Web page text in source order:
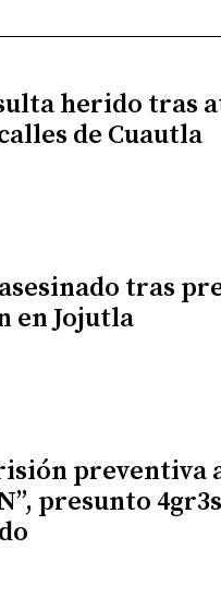
herido tras
de Cuautla
tras
en Jojutla
preventiva
presunto